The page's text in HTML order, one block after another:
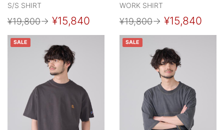
S/S SHIRT
¥19,800→ ¥15,840
WORK SHIRT
¥19,800→ ¥15,840
SALE SALE